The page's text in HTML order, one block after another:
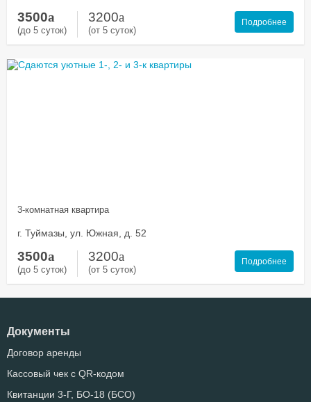
3500a
(до 5 суток)
3200a
(от 5 суток)
Подробнее
3-комнатная квартира
г. Туймазы, ул. Южная, д. 52
3500a
(до 5 суток)
3200a
(от 5 суток)
Подробнее
Документы
Договор аренды
Кассовый чек с QR-кодом
Квитанции 3-Г, БО-18 (БСО)